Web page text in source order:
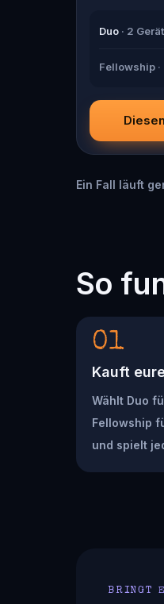
guide with a
Or is
the real
crucial
Duo · 2
Fellowship
Ein Fall läuft
So
01
Kauft
Wählt Duo
Fellowship
und spielt
BRINGT